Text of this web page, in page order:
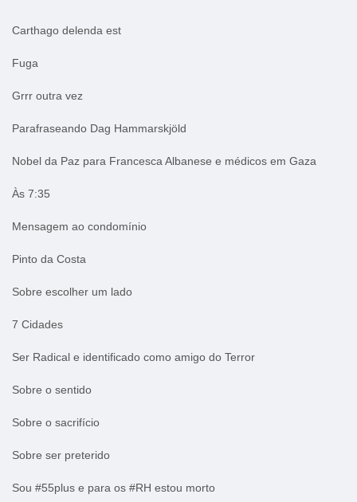
Carthago delenda est
Fuga
Grrr outra vez
Parafraseando Dag Hammarskjöld
Nobel da Paz para Francesca Albanese e médicos em Gaza
Às 7:35
Mensagem ao condomínio
Pinto da Costa
Sobre escolher um lado
7 Cidades
Ser Radical e identificado como amigo do Terror
Sobre o sentido
Sobre o sacrifício
Sobre ser preterido
Sou #55plus e para os #RH estou morto